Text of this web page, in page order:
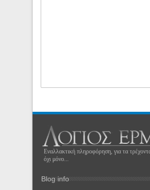
Εναλλακτική πληροφόρηση, για τα
όχι μόνο...
Blog info